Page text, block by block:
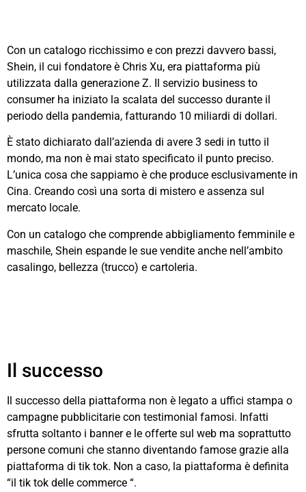
Con un catalogo ricchissimo e con prezzi davvero bassi,
Shein, il cui fondatore è Chris Xu, era piattaforma più
utilizzata dalla generazione Z. Il servizio business to
consumer ha iniziato la scalata del successo durante il
periodo della pandemia, fatturando 10 miliardi di dollari.
È stato dichiarato dall’azienda di avere 3 sedi in tutto il
mondo, ma non è mai stato specificato il punto preciso.
L’unica cosa che sappiamo è che produce esclusivamente in
Cina. Creando così una sorta di mistero e assenza sul
mercato locale.
Con un catalogo che comprende abbigliamento femminile e
maschile, Shein espande le sue vendite anche nell’ambito
casalingo, bellezza (trucco) e cartoleria.
Il successo
Il successo della piattaforma non è legato a uffici stampa o
campagne pubblicitarie con testimonial famosi. Infatti
sfrutta soltanto i banner e le offerte sul web ma soprattutto
persone comuni che stanno diventando famose grazie alla
piattaforma di tik tok. Non a caso, la piattaforma è definita
“il tik tok delle commerce “.